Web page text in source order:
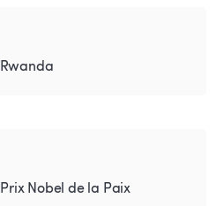
Nobel de la Paix